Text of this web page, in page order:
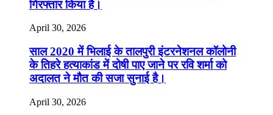
गिरफ्तार किया है।
April 30, 2026
साल 2020 में भिलाई के तालपुरी इंटरनेशनल कॉलोनी
के तिहरे हत्याकांड में दोषी पाए जाने पर रवि शर्मा को
अदालत ने मौत की सजा सुनाई है।
April 30, 2026